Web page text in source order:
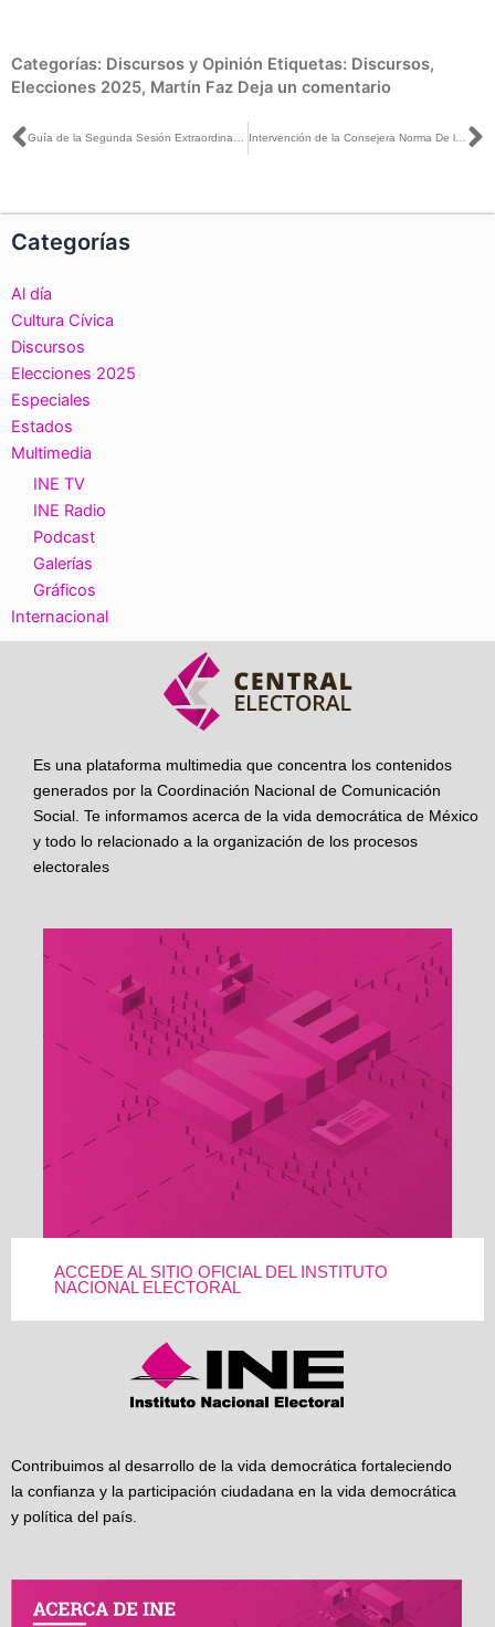
Categorías: Discursos y Opinión Etiquetas: Discursos,
Elecciones 2025, Martín Faz Deja un comentario
Ant Intervención de la Consejera Norma De la Cruz Magaña, en el punto 7 relativo al Proyecto de Acuerdo del Consejo General del Instituto Nacional Electoral por el que se aprueban los Lineamientos, el modelo de operación y los documentos del voto anticipado para los procesos electorales locales 2024-2025 de Durango y Veracruz, así como de las elecciones extraordinarias que de éstos deriven.
Categorías
Al día
Cultura Cívica
Discursos
Elecciones 2025
Especiales
Estados
Multimedia
INE TV
INE Radio
Podcast
Galerías
Gráficos
Internacional
Es una plataforma multimedia que concentra los contenidos
generados por la Coordinación Nacional de Comunicación
Social. Te informamos acerca de la vida democrática de México
y todo lo relacionado a la organización de los procesos
electorales
ACCEDE AL SITIO OFICIAL DEL INSTITUTO
NACIONAL ELECTORAL
Contribuimos al desarrollo de la vida democrática fortaleciendo
la confianza y la participación ciudadana en la vida democrática
y política del país.